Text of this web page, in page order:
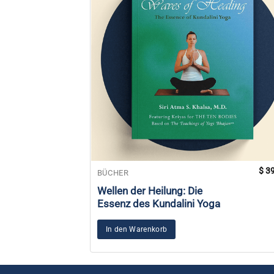
BÜCHER
Wellen der Heilung: Die
Essenz des Kundalini Yoga
$
In den Warenkorb